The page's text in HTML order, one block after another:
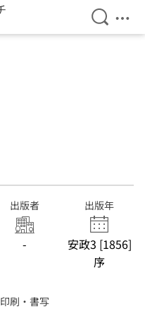
検索を
メ
出版者
-
出版年
安政3 [1856]
序
印刷・書写